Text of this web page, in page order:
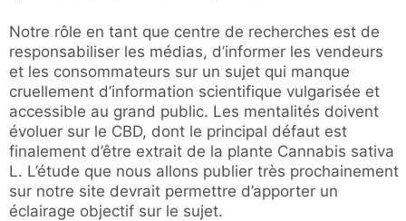
Notre rôle en tant que centre de recherches est de
responsabiliser les médias, d’informer les vendeurs
et les consommateurs sur un sujet qui manque
cruellement d’information scientifique vulgarisée et
accessible au grand public. Les mentalités doivent
évoluer sur le CBD, dont le principal défaut est
finalement d’être extrait de la plante Cannabis sativa
L. L’étude que nous allons publier très prochainement
sur notre site devrait permettre d’apporter un
éclairage objectif sur le sujet.